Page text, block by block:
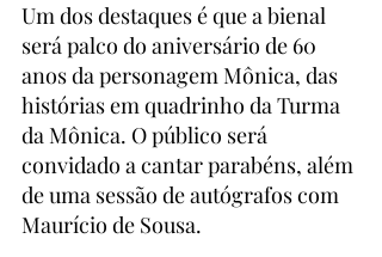
Um dos destaques é que a bienal
será palco do aniversário de 60
anos da personagem Mônica, das
histórias em quadrinho da Turma
da Mônica. O público será
convidado a cantar parabéns, além
de uma sessão de autógrafos com
Maurício de Sousa.